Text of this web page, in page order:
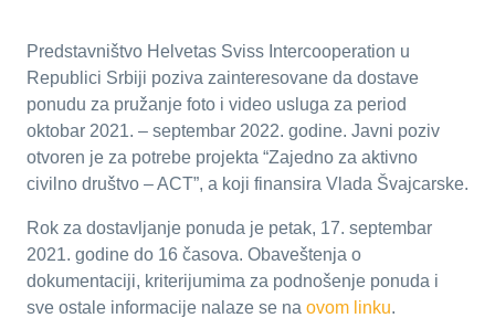
Predstavništvo Helvetas Sviss Intercooperation u
Republici Srbiji poziva zainteresovane da dostave
ponudu za pružanje foto i video usluga za period
oktobar 2021. – septembar 2022. godine. Javni poziv
otvoren je za potrebe projekta “Zajedno za aktivno
civilno društvo – ACT”, a koji finansira Vlada Švajcarske.
Rok za dostavljanje ponuda je petak, 17. septembar
2021. godine do 16 časova. Obaveštenja o
dokumentaciji, kriterijumima za podnošenje ponuda i
sve ostale informacije nalaze se na ovom linku.